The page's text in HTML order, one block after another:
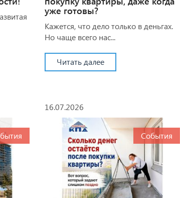
уже готовы?
Кажется, что дело только в деньгах.
Но чаще всего нас...
Читать далее
16.07.2026
События